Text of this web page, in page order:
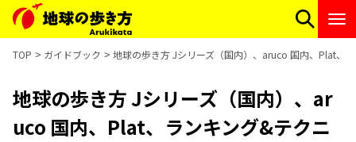
TOP ガイドブック 地球の歩き方 Jシリーズ（国内）、aruco 国内、Plat、
地球の歩き方 Jシリーズ（国内）、ar
uco 国内、Plat、ランキング&テクニ